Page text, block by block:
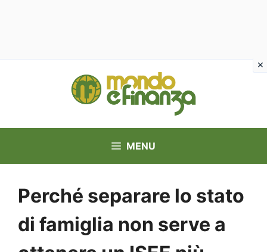
MENU
Perché separare lo stato
di famiglia non serve a